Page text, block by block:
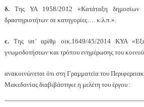
δ.Της ΥΑ 1958/2012 «Κατάταξη δημοσίων
δραστηριοτήτων σε κατηγορίες…. κ.λ.π.».
ε.Της υπ’ αρίθμ οικ.1649/45/2014 ΚΥΑ
γνωμοδοτήσεων και τρόπου ενημέρωσης του
ανακοινώνεται ότι στη Γραμματεία του
Μακεδονίας διαβιβάστηκε η μελέτη του έργου :